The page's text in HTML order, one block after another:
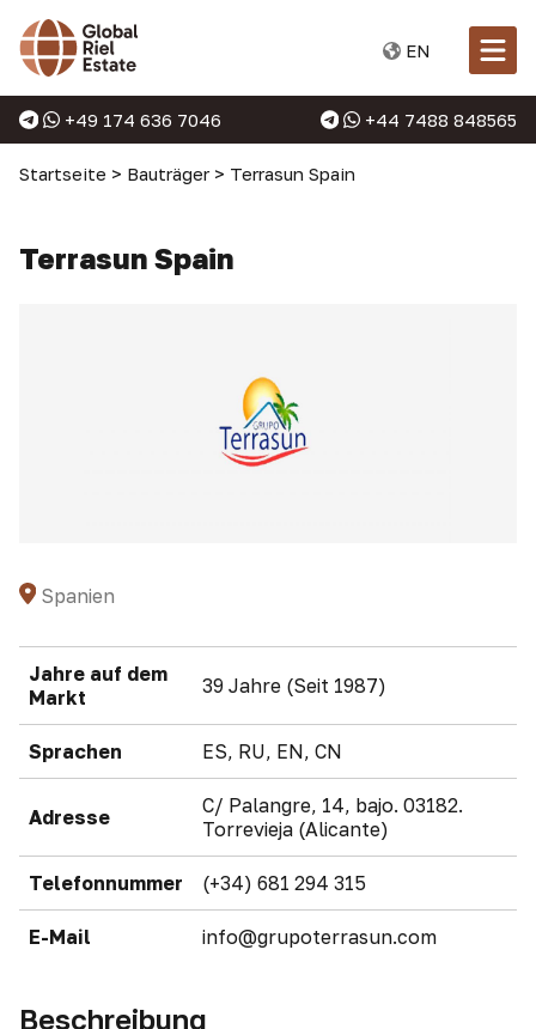
EN
+49 174 636 7046 +44 7488 848565
Startseite > Bauträger > Terrasun Spain
Terrasun Spain
Spanien
Jahre auf dem
Markt
39 Jahre (Seit 1987)
Sprachen ES, RU, EN, CN
Adresse
C/ Palangre, 14, bajo. 03182.
Torrevieja (Alicante)
Telefonnummer (+34) 681 294 315
E-Mail info@grupoterrasun.com
Beschreibung